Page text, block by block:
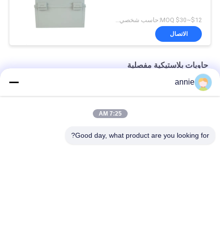
الاتصال
حاويات بلاستيكية مفصلية
PC Clear Ip65 300x200x160mm حاويات بلاستيكية قابلة للقفل
annie
7:25 AM
Good day, what product are you looking for?